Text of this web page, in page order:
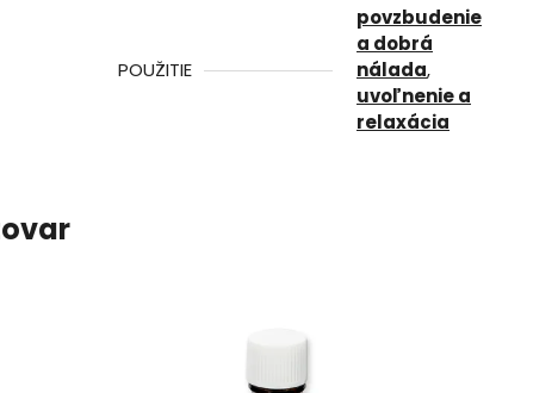
POUŽITIE
povzbudenie
a dobrá
nálada,
uvoľnenie a
relaxácia